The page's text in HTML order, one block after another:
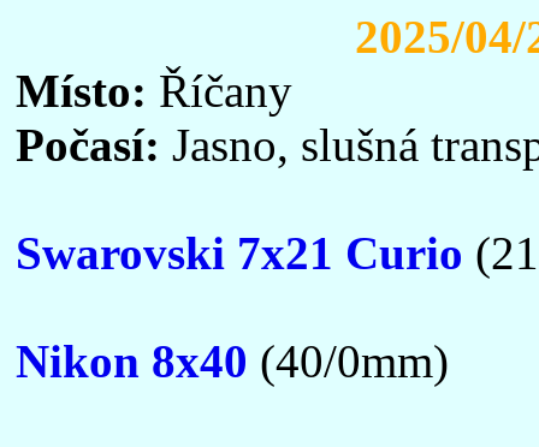
2025/
Místo: Říčany
Počasí: Jasno, slušná
Swarovski 7x21 Curio
Nikon 8x40 (40/0mm)